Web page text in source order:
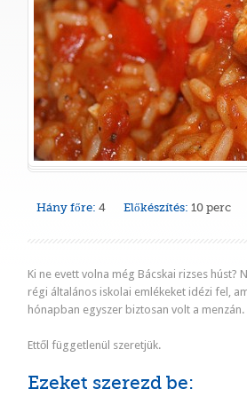
Hány főre: 4 Előkészítés: 10 perc
Ki ne evett volna még Bácskai rizses húst?
régi általános iskolai emlékeket idézi fel,
hónapban egyszer biztosan volt a menzán.
Ettől függetlenül szeretjük.
Ezeket szerezd be: